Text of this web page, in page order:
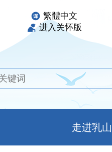
繁體中文
进入关怀版
走进乳山